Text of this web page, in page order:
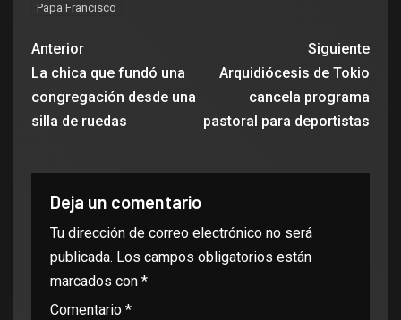
Papa Francisco
Anterior
La chica que fundó una
congregación desde una
silla de ruedas
Siguiente
Arquidiócesis de Tokio
cancela programa
pastoral para deportistas
Deja un comentario
Tu dirección de correo electrónico no será
publicada. Los campos obligatorios están
marcados con *
Comentario *